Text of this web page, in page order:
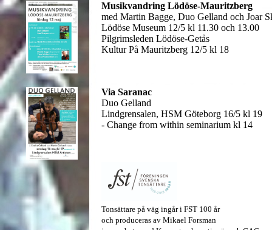
Musikvandring Lödöse-Mauritzberg
med Martin Bagge, Duo Gelland och Joar
Lödöse Museum 12/5 kl 11.30 och 13.00
Pilgrimsleden Lödöse-Getås
Kultur På Mauritzberg 12/5 kl 18
Via Saranac
Duo Gelland
Lindgrensalen, HSM Göteborg 16/5 kl 19
- Change from within seminarium kl 14
Tonsättare på väg ingår i FST 100 år
och produceras av Mikael Forsman